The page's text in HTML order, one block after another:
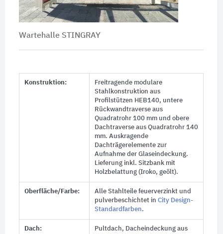
Wartehalle STINGRAY
Konstruktion:
Freitragende modulare
Stahlkonstruktion aus
Profilstützen HEB140, untere
Rückwandtraverse aus
Quadratrohr 100 mm und obere
Dachtraverse aus Quadratrohr 140
mm. Auskragende
Dachträgerelemente zur
Aufnahme der Glaseindeckung.
Lieferung inkl. Sitzbank mit
Holzbelattung (Iroko, geölt).
Oberfläche/Farbe:
Alle Stahlteile feuerverzinkt und
pulverbeschichtet in City Design-
Standardfarben.
Dach:
Pultdach, Dacheindeckung aus